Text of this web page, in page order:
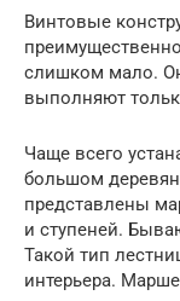
Винтовые
слишком мало.
выполняют
Чаще всего
большом
представлены
и ступеней.
Такой тип
интерьера.